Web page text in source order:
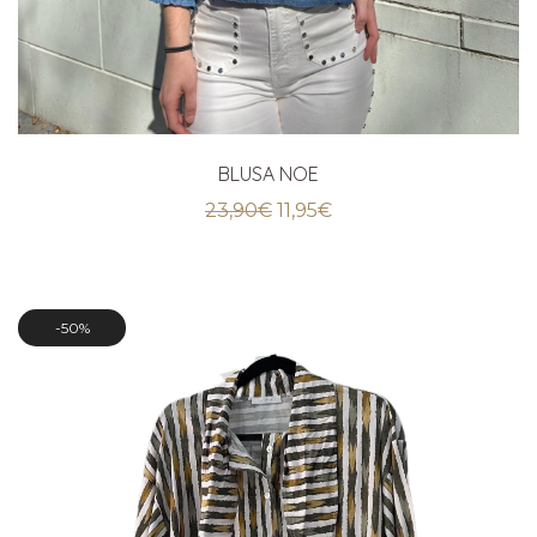
BLUSA NOE
23,90€ El
11,95€El
50%